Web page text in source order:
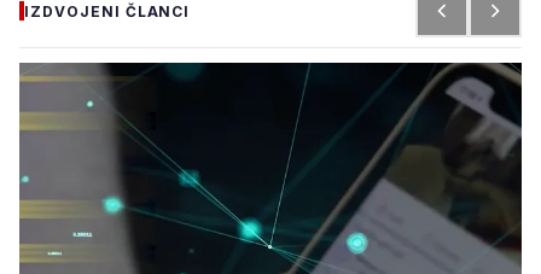
IZDVOJENI ČLANCI